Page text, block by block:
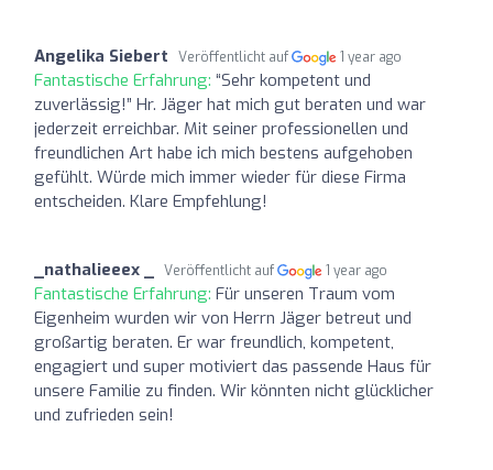
Angelika Siebert Veröffentlicht auf 1 year ago
Fantastische Erfahrung: “Sehr kompetent und
zuverlässig!” Hr. Jäger hat mich gut beraten und war
jederzeit erreichbar. Mit seiner professionellen und
freundlichen Art habe ich mich bestens aufgehoben
gefühlt. Würde mich immer wieder für diese Firma
entscheiden. Klare Empfehlung!
_nathalieeex _ Veröffentlicht auf 1 year ago
Fantastische Erfahrung: Für unseren Traum vom
Eigenheim wurden wir von Herrn Jäger betreut und
großartig beraten. Er war freundlich, kompetent,
engagiert und super motiviert das passende Haus für
unsere Familie zu finden. Wir könnten nicht glücklicher
und zufrieden sein!